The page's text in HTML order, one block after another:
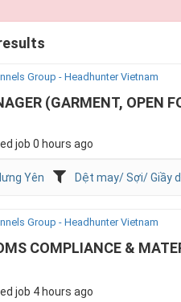
Group - Headhunter Vietnam
(GARMENT, OPEN
job 0 hours ago
Yên Dệt may/ Sợi/ Giầy
Group - Headhunter Vietnam
COMPLIANCE &
job 4 hours ago